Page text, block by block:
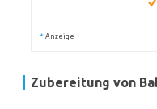
* Anzeige
Zubereitung von